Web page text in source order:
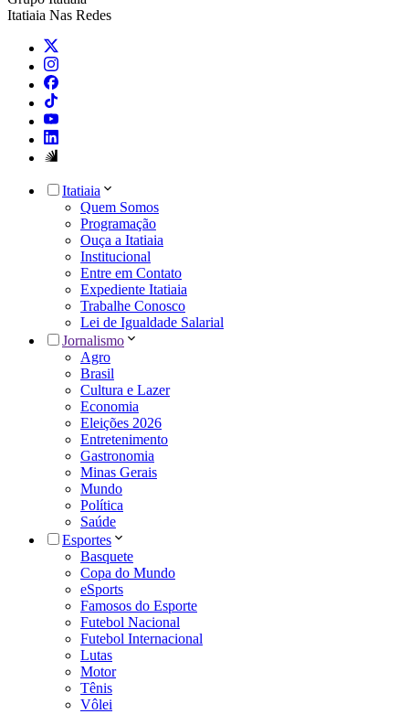
Itatiaia Nas Redes
Itatiaia
Quem Somos
Programação
Ouça a Itatiaia
Institucional
Entre em Contato
Expediente Itatiaia
Trabalhe Conosco
Lei de Igualdade Salarial
Jornalismo
Agro
Brasil
Cultura e Lazer
Economia
Eleições 2026
Entretenimento
Gastronomia
Minas Gerais
Mundo
Política
Saúde
Esportes
Basquete
Copa do Mundo
eSports
Famosos do Esporte
Futebol Nacional
Futebol Internacional
Lutas
Motor
Tênis
Vôlei